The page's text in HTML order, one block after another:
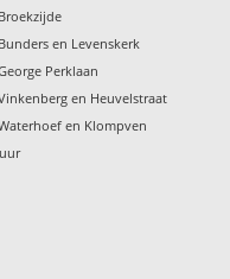
en Levenskerk
Perklaan
en Heuvelstraat
en Klompven